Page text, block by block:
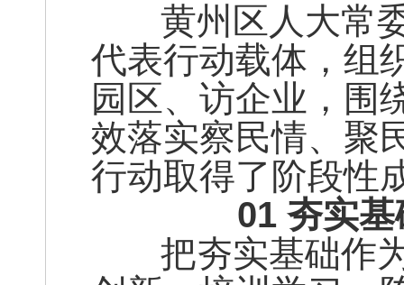
黄州区人大常委
代表行动载体，组
园区、访企业，围
效落实察民情、聚
行动取得了阶段性
01 夯实
把夯实基础作为